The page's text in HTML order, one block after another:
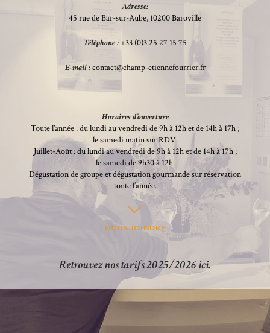
Adresse:
45 rue de Bar-sur-Aube, 10200 Baroville
Téléphone :+33 (0)3 25 27 15 75
E-mail :contact@champ-etiennefourrier.fr
Horaires d’ouverture
Toute l’année : du lundi au vendredi de 9h à 12h et de 14h à 17h ;
le samedi matin sur RDV.
Juillet-Août : du lundi au vendredi de 9h à 12h et de 14h à 17h ;
le samedi de 9h30 à 12h.
Dégustation de groupe et dégustation gourmande sur réservation
toute l’année.
NOUS JOINDRE
Retrouvez nos tarifs 2025/2026 ici.